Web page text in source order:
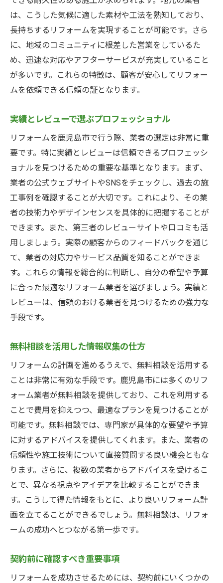
は、こうした気候に適した素材や工法を熟知しており、
長持ちするリフォームを実現することが可能です。さら
に、地域のコミュニティに根差した営業をしているた
め、迅速な対応やアフターサービスが充実していること
が多いです。これらの特徴は、顧客が安心してリフォー
ムを依頼できる信頼の証となります。
実績とレビューで選ぶプロフェッショナル
リフォームを鹿児島市で行う際、業者の選定は非常に重
要です。特に実績とレビューは信頼できるプロフェッシ
ョナルを見つけるための重要な基準となります。まず、
業者の公式ウェブサイトやSNSをチェックし、過去の施
工事例を確認することが大切です。これにより、その業
者の技術力やデザインセンスを具体的に把握することが
できます。また、第三者のレビューサイトや口コミも活
用しましょう。実際の顧客からのフィードバックを通じ
て、業者の対応力やサービス品質を知ることができま
す。これらの情報を総合的に判断し、自分の希望や予算
に合った最適なリフォーム業者を選びましょう。実績と
レビューは、信頼のおける業者を見つけるための強力な
手段です。
無料相談を活用した情報収集の仕方
リフォームの計画を進めるうえで、無料相談を活用する
ことは非常に有効な手段です。鹿児島市には多くのリフ
ォーム業者が無料相談を提供しており、これを利用する
ことで費用を抑えつつ、最適なプランを見つけることが
可能です。無料相談では、専門家が具体的な要望や予算
に対するアドバイスを提供してくれます。また、業者の
信頼性や施工技術について直接質問する良い機会ともな
ります。さらに、複数の業者からアドバイスを受けるこ
とで、異なる視点やアイデアを比較することができま
す。こうして得た情報をもとに、より良いリフォーム計
画を立てることができるでしょう。無料相談は、リフォ
ームの成功へとつながる第一歩です。
契約前に確認すべき重要事項
リフォームを成功させるためには、契約前にいくつかの